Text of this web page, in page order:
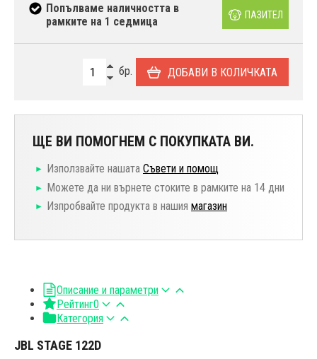
Попълваме наличността в
рамките на 1 седмица
ПАЗИТЕЛ
бр. ДОБАВИ В КОЛИЧКАТА
ЩЕ ВИ ПОМОГНЕМ С ПОКУПКАТА ВИ.
Използвайте нашата Съвети и помощ
Можете да ни върнете стоките в рамките на 14 дни
Изпробвайте продукта в нашия магазин
Описание и параметри
Рейтинг0
Категория
JBL STAGE 122D